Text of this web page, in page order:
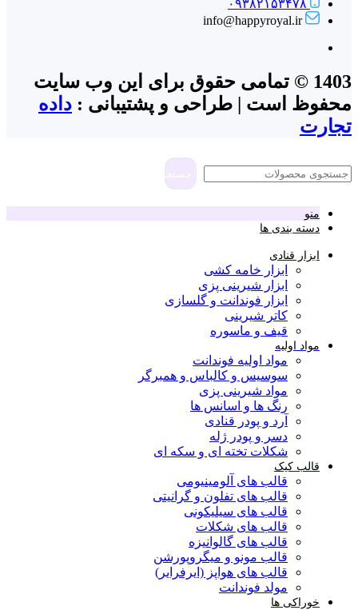
۰۹۳۸۲۱۵۳۴۷۸
info@happyroyal.ir
1403 © تمامی حقوق برای این وب سایت
محفوظ است | طراحی و پشتیبانی : داده
تجارت
منو
دسته بندی ها
ابزار قنادی
ابزار خامه کشی
ابزار شیرینی پزی
ابزار فوندانت و گلسازی
کاتر شیرینی
قیف و ماسوره
مواد اولیه
مواد اولیه فوندانت
سوسیس و کالباس و همبرگر
مواد شیرینی پزی
رنگ ها و اسانس ها
آرد و پودر قنادی
دسر و پودر ژله
شکلات تخته ای و سکه ای
قالب کیک
قالب های آلومینیومی
قالب های تفلون و گرانیتی
قالب های سیلیکونی
قالب های شکلات
قالب های گالوانیزه
قالب مونو و میگروپورشن
قالب های هواپز (ایرفرایر)
مولد فوندانت
خوراکی ها